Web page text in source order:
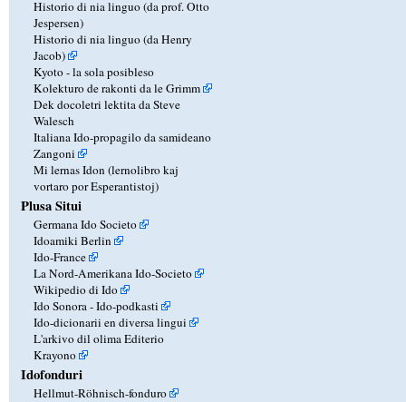
Historio di nia linguo (da prof. Otto
Jespersen)
Historio di nia linguo (da Henry
Jacob)
Kyoto - la sola posibleso
Kolekturo de rakonti da le Grimm
Dek docoletri lektita da Steve
Walesch
Italiana Ido-propagilo da samideano
Zangoni
Mi lernas Idon (lernolibro kaj
vortaro por Esperantistoj)
Plusa Situi
Germana Ido Societo
Idoamiki Berlin
Ido-France
La Nord-Amerikana Ido-Societo
Wikipedio di Ido
Ido Sonora - Ido-podkasti
Ido-dicionarii en diversa lingui
L'arkivo dil olima Editerio
Krayono
Idofonduri
Hellmut-Röhnisch-fonduro